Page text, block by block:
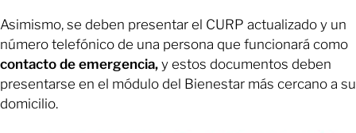
Asimismo, se deben presentar el CURP actualizado y un
número telefónico de una persona que funcionará como
contacto de emergencia, y estos documentos deben
presentarse en el módulo del Bienestar más cercano a su
domicilio.